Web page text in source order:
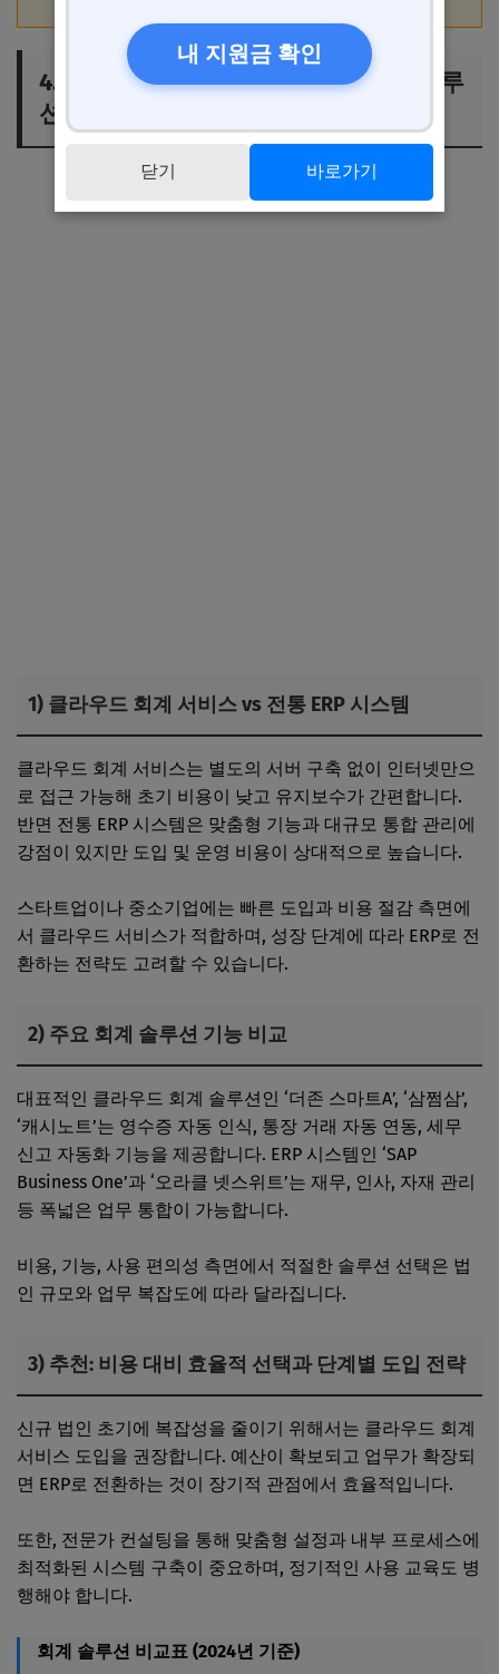
4. 초기 회계 시스템 설정: 효과적인 솔루
션 비교 및 추천
1) 클라우드 회계 서비스 vs 전통 ERP 시스템
클라우드 회계 서비스는 별도의 서버 구축 없이 인터넷만으
로 접근 가능해 초기 비용이 낮고 유지보수가 간편합니다.
반면 전통 ERP 시스템은 맞춤형 기능과 대규모 통합 관리에
강점이 있지만 도입 및 운영 비용이 상대적으로 높습니다.
스타트업이나 중소기업에는 빠른 도입과 비용 절감 측면에
서 클라우드 서비스가 적합하며, 성장 단계에 따라 ERP로 전
환하는 전략도 고려할 수 있습니다.
2) 주요 회계 솔루션 기능 비교
대표적인 클라우드 회계 솔루션인 ‘더존 스마트A’, ‘삼쩜삼’,
‘캐시노트’는 영수증 자동 인식, 통장 거래 자동 연동, 세무
신고 자동화 기능을 제공합니다. ERP 시스템인 ‘SAP
Business One’과 ‘오라클 넷스위트’는 재무, 인사, 자재 관리
등 폭넓은 업무 통합이 가능합니다.
비용, 기능, 사용 편의성 측면에서 적절한 솔루션 선택은 법
인 규모와 업무 복잡도에 따라 달라집니다.
3) 추천: 비용 대비 효율적 선택과 단계별 도입 전략
신규 법인 초기에 복잡성을 줄이기 위해서는 클라우드 회계
서비스 도입을 권장합니다. 예산이 확보되고 업무가 확장되
면 ERP로 전환하는 것이 장기적 관점에서 효율적입니다.
또한, 전문가 컨설팅을 통해 맞춤형 설정과 내부 프로세스에
최적화된 시스템 구축이 중요하며, 정기적인 사용 교육도 병
행해야 합니다.
회계 솔루션 비교표 (2024년 기준)
내 지원금 확인
닫기 바로가기